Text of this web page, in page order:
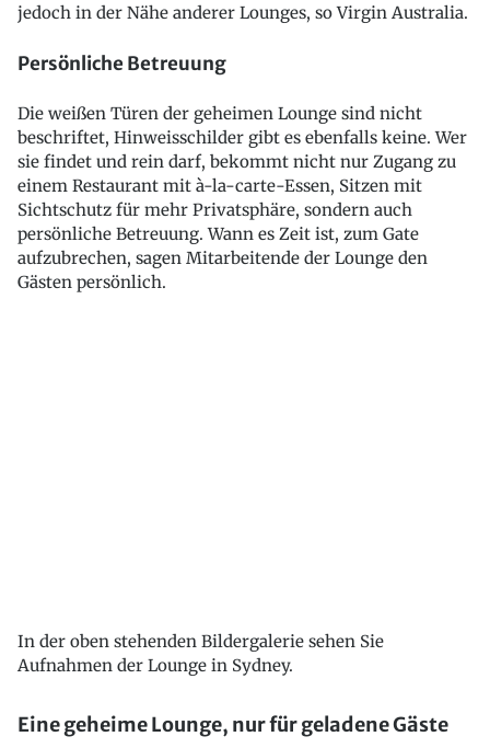
jedoch in der Nähe anderer Lounges, so Virgin Australia.
Persönliche Betreuung
Die weißen Türen der geheimen Lounge sind nicht
beschriftet, Hinweisschilder gibt es ebenfalls keine. Wer
sie findet und rein darf, bekommt nicht nur Zugang zu
einem Restaurant mit à-la-carte-Essen, Sitzen mit
Sichtschutz für mehr Privatsphäre, sondern auch
persönliche Betreuung. Wann es Zeit ist, zum Gate
aufzubrechen, sagen Mitarbeitende der Lounge den
Gästen persönlich.
In der oben stehenden Bildergalerie sehen Sie
Aufnahmen der Lounge in Sydney.
Eine geheime Lounge, nur für geladene Gäste